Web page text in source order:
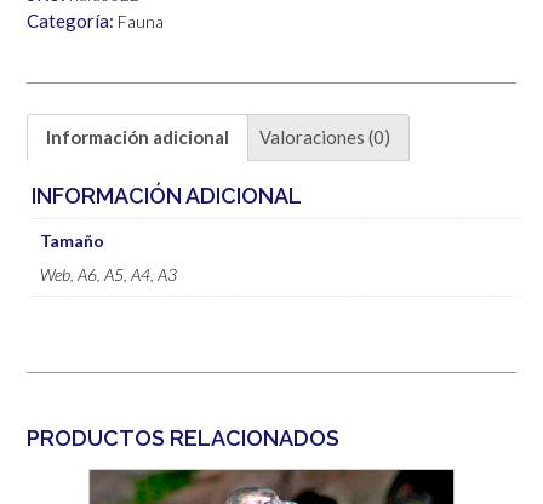
Categoría: Fauna
Información adicional Valoraciones (0)
INFORMACIÓN ADICIONAL
Tamaño
Web ,A6 ,A5 ,A4 ,A3
PRODUCTOS RELACIONADOS